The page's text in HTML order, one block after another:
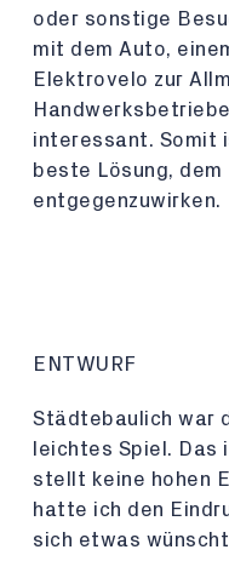
oder sonstige
mit dem Auto,
Elektrovelo zur
interessant. Somit
beste Lösung,
entgegenzuwirken.
ENTWURF
Städtebaulich war
leichtes Spiel.
stellt keine hohen
hatte ich den
sich etwas